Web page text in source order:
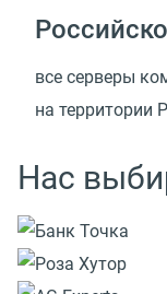
все серверы
на территории
Нас